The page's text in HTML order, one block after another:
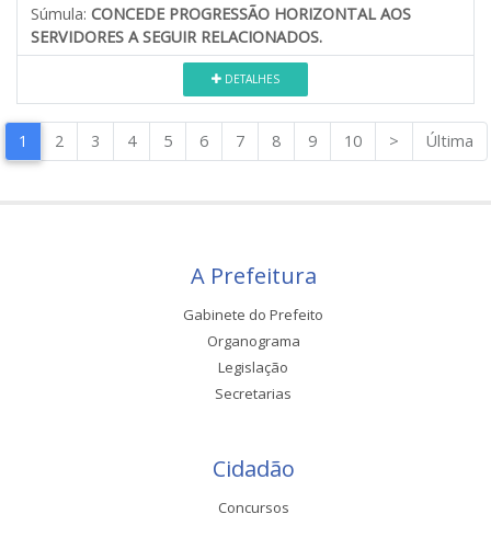
Súmula: CONCEDE PROGRESSÃO HORIZONTAL AOS
SERVIDORES A SEGUIR RELACIONADOS.
DETALHES
1 2 3 4 5 6 7 8 9 10 > Última
A Prefeitura
Gabinete do Prefeito
Organograma
Legislação
Secretarias
Cidadão
Concursos